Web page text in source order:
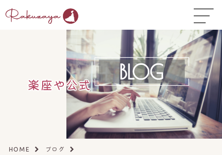
TOP
はじめての方へ
コース料金
よくある質問
お悩み温活ガイド▼
店舗一覧▼
楽座や公式
HOME
ブログ